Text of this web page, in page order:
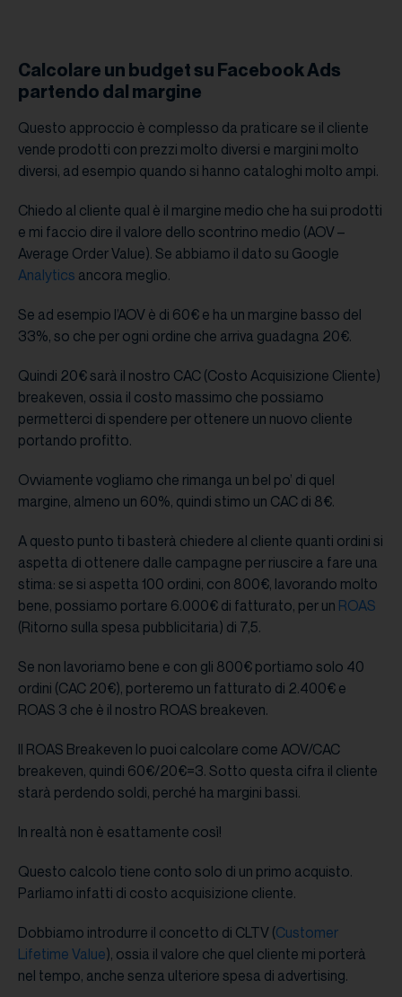
Calcolare un budget su Facebook Ads
partendo dal margine
Questo approccio è complesso da praticare se il cliente
vende prodotti con prezzi molto diversi e margini molto
diversi, ad esempio quando si hanno cataloghi molto ampi.
Chiedo al cliente qual è il margine medio che ha sui prodotti
e mi faccio dire il valore dello scontrino medio (AOV –
Average Order Value). Se abbiamo il dato su Google
Analytics ancora meglio.
Se ad esempio l’AOV è di 60€ e ha un margine basso del
33%, so che per ogni ordine che arriva guadagna 20€.
Quindi 20€ sarà il nostro CAC (Costo Acquisizione Cliente)
breakeven, ossia il costo massimo che possiamo
permetterci di spendere per ottenere un nuovo cliente
portando profitto.
Ovviamente vogliamo che rimanga un bel po’ di quel
margine, almeno un 60%, quindi stimo un CAC di 8€.
A questo punto ti basterà chiedere al cliente quanti ordini si
aspetta di ottenere dalle campagne per riuscire a fare una
stima: se si aspetta 100 ordini, con 800€, lavorando molto
bene, possiamo portare 6.000€ di fatturato, per un ROAS
(Ritorno sulla spesa pubblicitaria) di 7,5.
Se non lavoriamo bene e con gli 800€ portiamo solo 40
ordini (CAC 20€), porteremo un fatturato di 2.400€ e
ROAS 3 che è il nostro ROAS breakeven.
Il ROAS Breakeven lo puoi calcolare come AOV/CAC
breakeven, quindi 60€/20€=3. Sotto questa cifra il cliente
starà perdendo soldi, perché ha margini bassi.
In realtà non è esattamente così!
Questo calcolo tiene conto solo di un primo acquisto.
Parliamo infatti di costo acquisizione cliente.
Dobbiamo introdurre il concetto di CLTV (Customer
Lifetime Value), ossia il valore che quel cliente mi porterà
nel tempo, anche senza ulteriore spesa di advertising.